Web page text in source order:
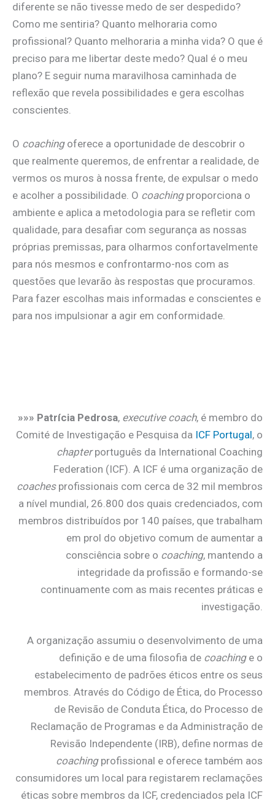
diferente se não tivesse medo de ser despedido?
Como me sentiria? Quanto melhoraria como
profissional? Quanto melhoraria a minha vida? O que é
preciso para me libertar deste medo? Qual é o meu
plano? E seguir numa maravilhosa caminhada de
reflexão que revela possibilidades e gera escolhas
conscientes.
O coachingoferece a oportunidade de descobrir o
que realmente queremos, de enfrentar a realidade, de
vermos os muros à nossa frente, de expulsar o medo
e acolher a possibilidade. O coachingproporciona o
ambiente e aplica a metodologia para se refletir com
qualidade, para desafiar com segurança as nossas
próprias premissas, para olharmos confortavelmente
para nós mesmos e confrontarmo-nos com as
questões que levarão às respostas que procuramos.
Para fazer escolhas mais informadas e conscientes e
para nos impulsionar a agir em conformidade.
»»» Patrícia Pedrosa, executive coach, é membro do
Comité de Investigação e Pesquisa da ICF Portugal, o
chapterportuguês da International Coaching
Federation (ICF). A ICF é uma organização de
coachesprofissionais com cerca de 32 mil membros
a nível mundial, 26.800 dos quais credenciados, com
membros distribuídos por 140 países, que trabalham
em prol do objetivo comum de aumentar a
consciência sobre o coaching, mantendo a
integridade da profissão e formando-se
continuamente com as mais recentes práticas e
investigação.
A organização assumiu o desenvolvimento de uma
definição e de uma filosofia de coachinge o
estabelecimento de padrões éticos entre os seus
membros. Através do Código de Ética, do Processo
de Revisão de Conduta Ética, do Processo de
Reclamação de Programas e da Administração de
Revisão Independente (IRB), define normas de
coachingprofissional e oferece também aos
consumidores um local para registarem reclamações
éticas sobre membros da ICF, credenciados pela ICF